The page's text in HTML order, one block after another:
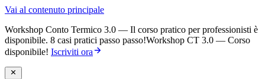
Vai al contenuto principale
Workshop Conto Termico 3.0 — Il corso pratico per professionisti è
disponibile. 8 casi pratici passo passo!Workshop CT 3.0 — Corso
disponibile! Iscriviti ora